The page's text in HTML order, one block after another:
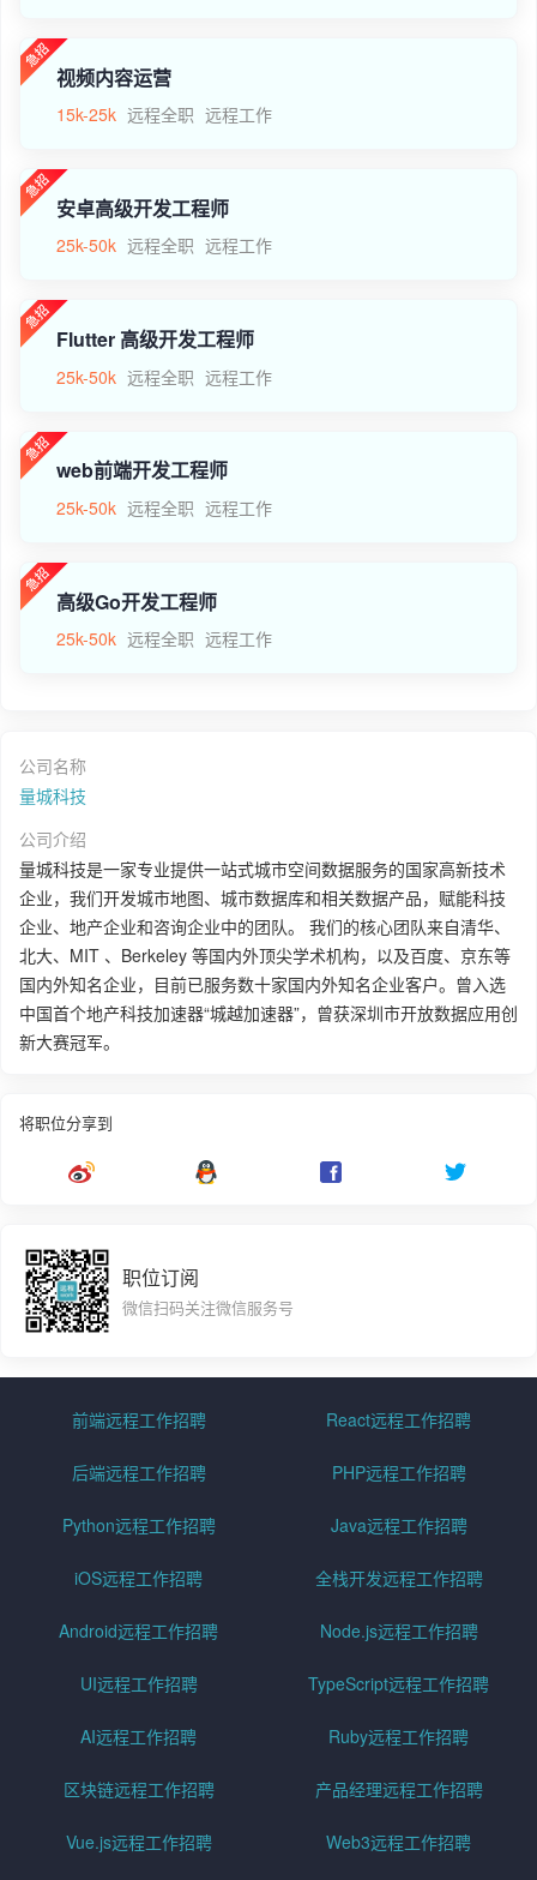
视频内容运营
15k-25k 远程全职 远程工作
安卓高级开发工程师
25k-50k 远程全职 远程工作
Flutter 高级开发工程师
25k-50k 远程全职 远程工作
web前端开发工程师
25k-50k 远程全职 远程工作
高级Go开发工程师
25k-50k 远程全职 远程工作
公司名称
量城科技
公司介绍
量城科技是一家专业提供一站式城市空间数据服务的国家高新技术
企业，我们开发城市地图、城市数据库和相关数据产品，赋能科技
企业、地产企业和咨询企业中的团队。 我们的核心团队来自清华、
北大、MIT 、Berkeley 等国内外顶尖学术机构，以及百度、京东等
国内外知名企业，目前已服务数十家国内外知名企业客户。曾入选
中国首个地产科技加速器“城越加速器”，曾获深圳市开放数据应用创
新大赛冠军。
将职位分享到
职位订阅
微信扫码关注微信服务号
前端远程工作招聘 React远程工作招聘
后端远程工作招聘 PHP远程工作招聘
Python远程工作招聘 Java远程工作招聘
iOS远程工作招聘 全栈开发远程工作招聘
Android远程工作招聘 Node.js远程工作招聘
UI远程工作招聘 TypeScript远程工作招聘
AI远程工作招聘 Ruby远程工作招聘
区块链远程工作招聘 产品经理远程工作招聘
Vue.js远程工作招聘 Web3远程工作招聘